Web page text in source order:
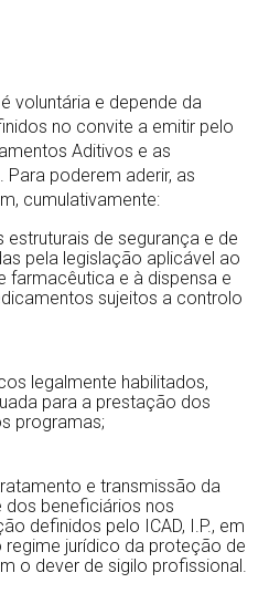
voluntária e depende da
no convite a emitir pelo
Aditivos e as
Para poderem aderir, as
cumulativamente:
de segurança e de
pela legislação aplicável ao
farmacêutica e à dispensa e
sujeitos a controlo
legalmente habilitados,
para a prestação dos
programas;
e transmissão da
beneficiários nos
definidos pelo ICAD, I.P., em
jurídico da proteção de
o dever de sigilo profissional.